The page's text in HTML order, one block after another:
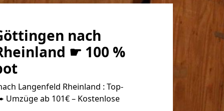
nach
☛ 100 %
Langenfeld Rheinland : Top-
ab 101€ – Kostenlose